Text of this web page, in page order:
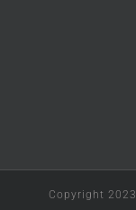
Copyright 2023